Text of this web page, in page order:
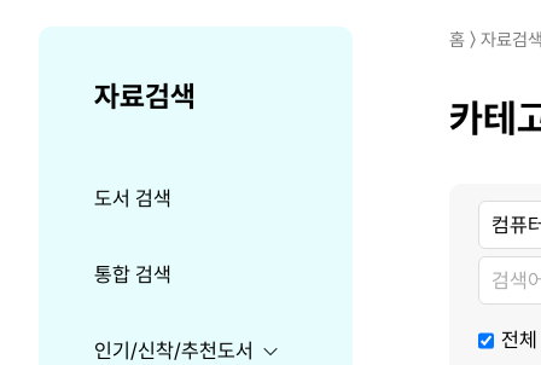
자료검색
도서 검색
통합 검색
인기/신착/추천도서
홈 〉 자료검
카테
대
분
류
중
분
류
소
분
류
검
색
검
색
내
용 전체